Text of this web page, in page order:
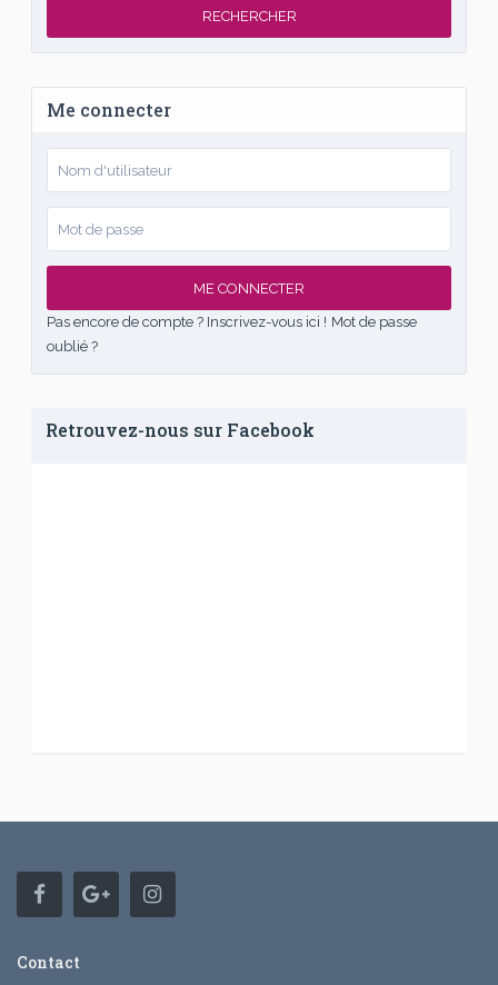
RECHERCHER
Me connecter
ME CONNECTER
Pas encore de compte ? Inscrivez-vous ici ! Mot de passe
oublié ?
Retrouvez-nous sur Facebook
Contact